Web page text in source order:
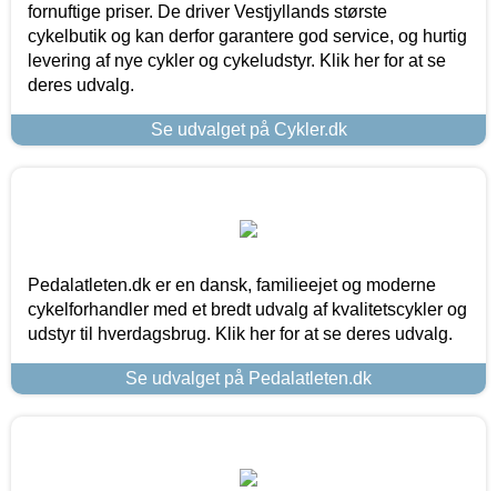
fornuftige priser. De driver Vestjyllands største
cykelbutik og kan derfor garantere god service, og hurtig
levering af nye cykler og cykeludstyr. Klik her for at se
deres udvalg.
Se udvalget på Cykler.dk
Pedalatleten.dk er en dansk, familieejet og moderne
cykelforhandler med et bredt udvalg af kvalitetscykler og
udstyr til hverdagsbrug. Klik her for at se deres udvalg.
Se udvalget på Pedalatleten.dk